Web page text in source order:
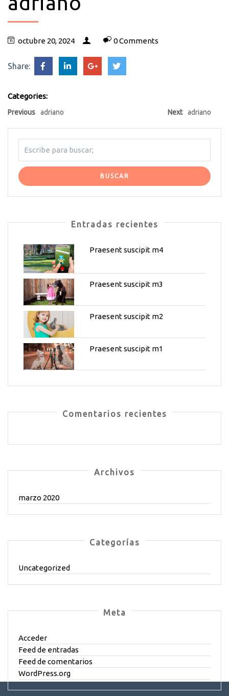
octubre 20, 2024 0 Comments
Share:
Categories:
Previous adriano Next adriano
Entradas recientes
Praesent suscipit m4
Praesent suscipit m3
Praesent suscipit m2
Praesent suscipit m1
Comentarios recientes
Archivos
marzo 2020
Categorías
Uncategorized
Meta
Acceder
Feed de entradas
Feed de comentarios
WordPress.org